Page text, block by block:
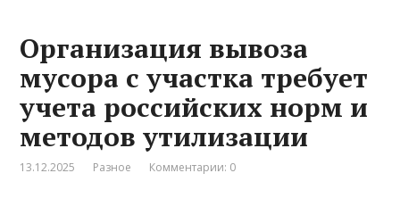
Организация вывоза
мусора с участка требует
учета российских норм и
методов утилизации
13.12.2025 Разное Комментарии: 0